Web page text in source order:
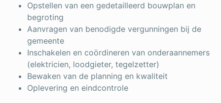
Opstellen van een gedetailleerd bouwplan en
begroting
Aanvragen van benodigde vergunningen bij de
gemeente
Inschakelen en coördineren van onderaannemers
(elektricien, loodgieter, tegelzetter)
Bewaken van de planning en kwaliteit
Oplevering en eindcontrole